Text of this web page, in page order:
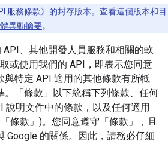
服務條款》的封存版本。查看這個版本和目
異動摘要。
API、其他開發人員服務和相關的軟
或使用我們的 API，即表示您同意
與特定 API 適用的其他條款有所牴
。「條款」以下統稱下列條款、任何
說明文件中的條款，以及任何適用
條款」)。您同意遵守「條款」，且
Google 的關係。因此，請務必仔細